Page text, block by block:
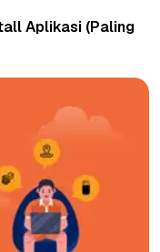
Aplikasi (Paling